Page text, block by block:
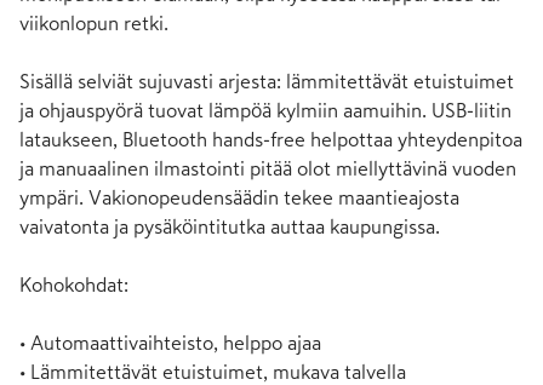
viikonlopun retki.
Sisällä selviät sujuvasti arjesta: lämmitettävät etuistuimet
ja ohjauspyörä tuovat lämpöä kylmiin aamuihin. USB-liitin
lataukseen, Bluetooth hands-free helpottaa yhteydenpitoa
ja manuaalinen ilmastointi pitää olot miellyttävinä vuoden
ympäri. Vakionopeudensäädin tekee maantieajosta
vaivatonta ja pysäköintitutka auttaa kaupungissa.
Kohokohdat:
• Automaattivaihteisto, helppo ajaa
• Lämmitettävät etuistuimet, mukava talvella